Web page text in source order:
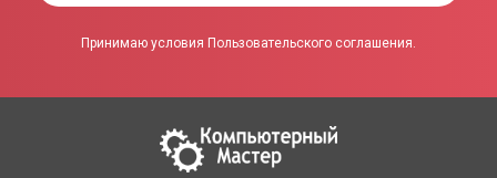
Принимаю условия Пользовательского соглашения.